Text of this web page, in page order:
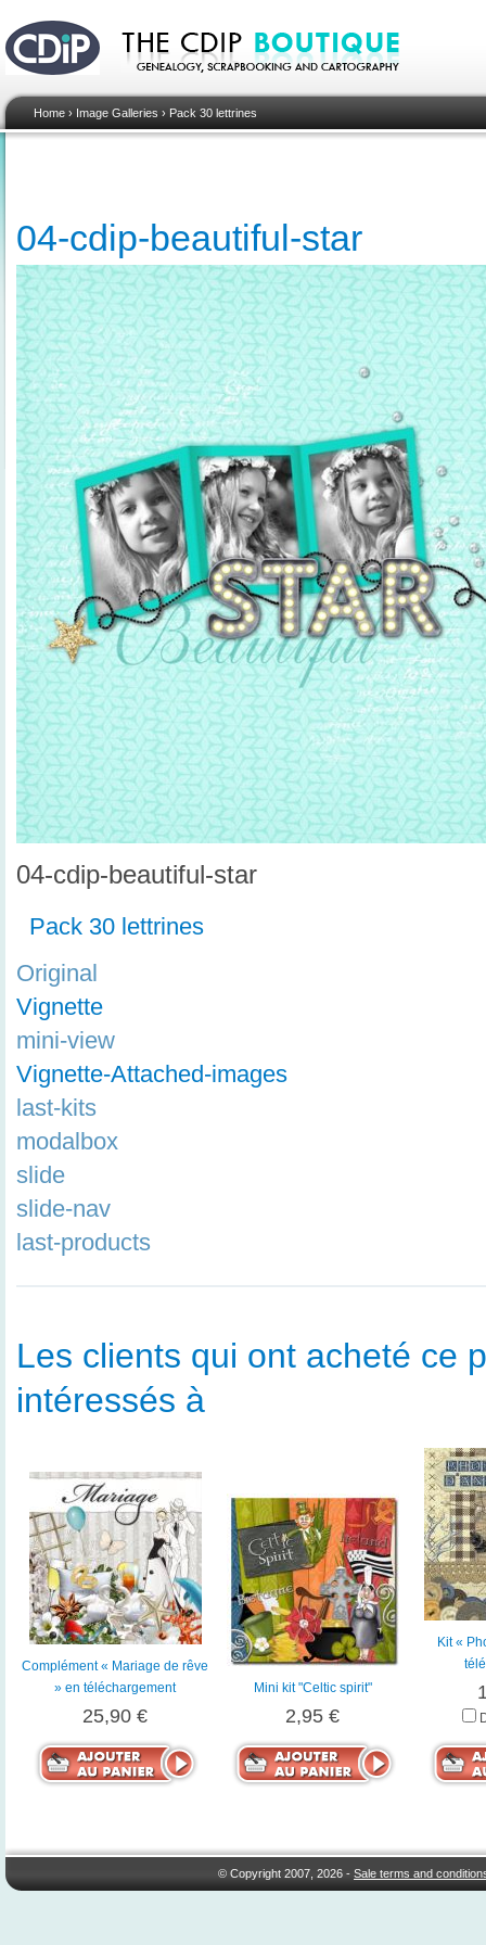
Home › Image Galleries › Pack 30 lettrines
04-cdip-beautiful-star
04-cdip-beautiful-star
Pack 30 lettrines
Original
Vignette
mini-view
Vignette-Attached-images
last-kits
modalbox
slide
slide-nav
last-products
Les clients qui ont acheté ce
intéressés à
Complément « Mariage de rêve
» en téléchargement
25,90 €
Mini kit "Celtic spirit"
2,95 €
Kit «
© Copyright 2007, 2026 -Sale terms and